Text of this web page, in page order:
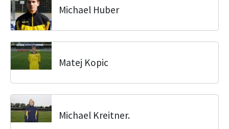
Michael Huber
Matej Kopic
Michael Kreitner.